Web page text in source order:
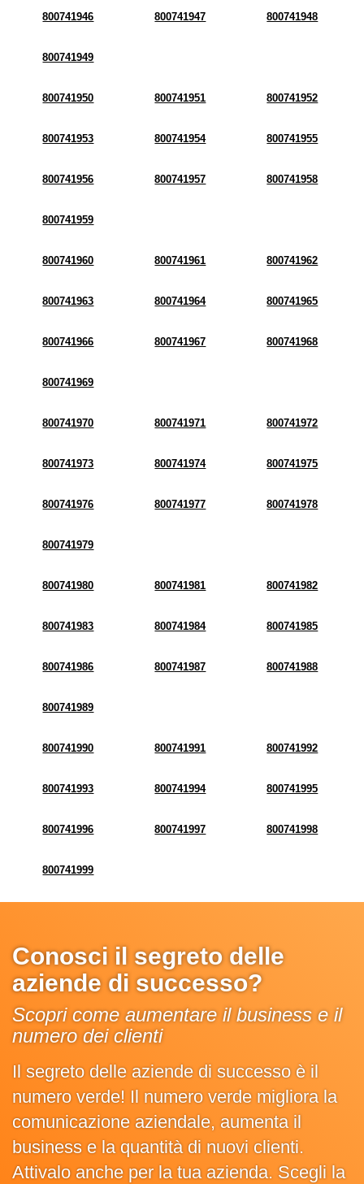
800741946 800741947 800741948
800741949
800741950 800741951 800741952
800741953 800741954 800741955
800741956 800741957 800741958
800741959
800741960 800741961 800741962
800741963 800741964 800741965
800741966 800741967 800741968
800741969
800741970 800741971 800741972
800741973 800741974 800741975
800741976 800741977 800741978
800741979
800741980 800741981 800741982
800741983 800741984 800741985
800741986 800741987 800741988
800741989
800741990 800741991 800741992
800741993 800741994 800741995
800741996 800741997 800741998
800741999
Conosci il segreto delle
aziende di successo?
Scopri come aumentare il business e il
numero dei clienti
Il segreto delle aziende di successo è il
numero verde! Il numero verde migliora la
comunicazione aziendale, aumenta il
business e la quantità di nuovi clienti.
Attivalo anche per la tua azienda. Scegli la